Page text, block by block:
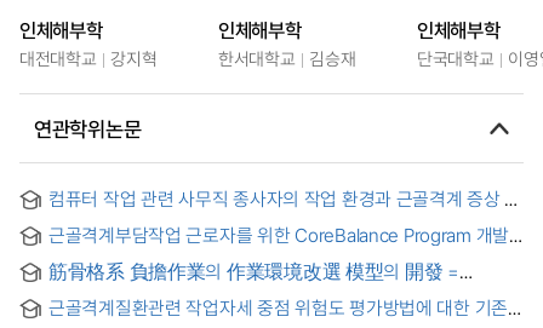
인체해부학
대전대학교 강지혁
인체해부학
한서대학교 김승재
인체해부학
단국대학교 이
연관학위논문
컴퓨터 작업 관련 사무직 종사자의 작업 환경과 근골격계 증상 =
musculoskeletal symptoms in the white collar workers
근골격계부담작업 근로자를 위한 CoreBalance Program 개발
및 효과 : IMB 모델을 기반으로
筋骨格系 負擔作業의 作業環境改選 模型의 開發 =
work-related musculoskeletal load work
근골격계질환관련 작업자세 중점 위험도 평가방법에 대한 기존